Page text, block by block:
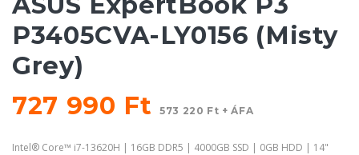
P3405CVA-LY0156 (Misty
Grey)
727 990 Ft573 220 Ft + ÁFA
Intel® Core™ i7-13620H | 16GB DDR5 | 4000GB SSD | 0GB HDD | 14"